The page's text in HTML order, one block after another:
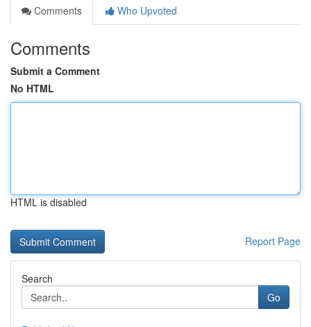
Comments
Who Upvoted
Comments
Submit a Comment
No HTML
HTML is disabled
Report Page
Search
Go